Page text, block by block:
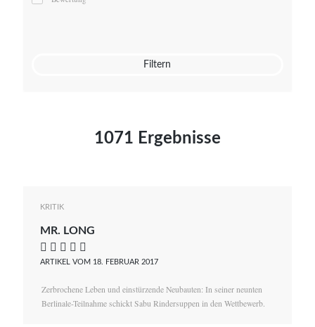
Mato von Vogelstein
Filtern
1071 Ergebnisse
KRITIK
MR. LONG
    
ARTIKEL VOM 18. FEBRUAR 2017
Zerbrochene Leben und einstürzende Neubauten: In seiner neunten
Berlinale-Teilnahme schickt Sabu Rindersuppen in den Wettbewerb.